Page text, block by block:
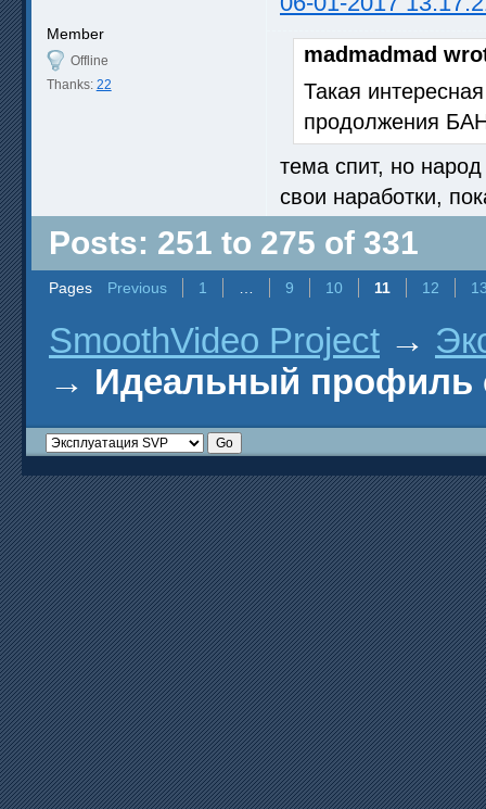
Member
Offline
Thanks: 22
madmadmad
Такая
продолжения
тема спит, но
свои наработки,
Posts: 251 to 275 of 331
Pages Previous 1 9 10 11 12
SmoothVideo Project →
→ Идеальный профиль